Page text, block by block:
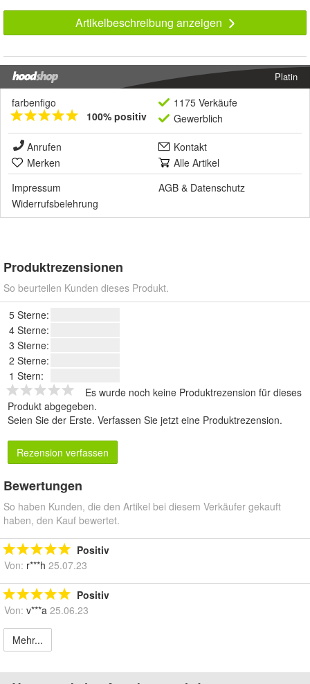
Artikelbeschreibung anzeigen
Platin
farbenfigo
100% positiv
1175 Verkäufe
Gewerblich
Anrufen
Kontakt
Merken
Alle Artikel
Impressum
AGB & Datenschutz
Widerrufsbelehrung
Produktrezensionen
So beurteilen Kunden dieses Produkt.
5 Sterne:
4 Sterne:
3 Sterne:
2 Sterne:
1 Stern:
Es wurde noch keine Produktrezension für dieses
Produkt abgegeben.
Seien Sie der Erste. Verfassen Sie jetzt eine Produktrezension.
Rezension verfassen
Bewertungen
So haben Kunden, die den Artikel bei diesem Verkäufer gekauft
haben, den Kauf bewertet.
Positiv
Von: r***h 25.07.23
Positiv
Von: v***a 25.06.23
Mehr...